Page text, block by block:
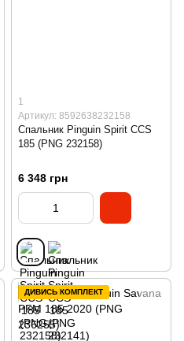
1
Артикул: 8592638232158
Спальник Pinguin Spirit CCS
185 (PNG 232158)
6 348 грн
ДИВИСЬ КОМПЛЕКТ